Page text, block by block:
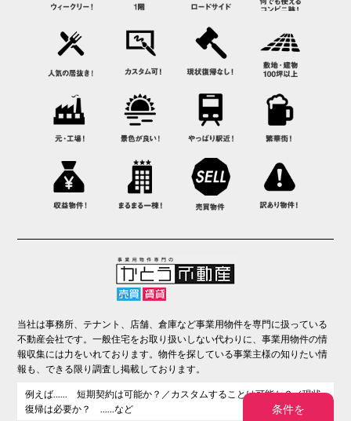
条件を
当社は事務所、テナント、店舗、倉庫など事業用物件を専門に扱っている
不動産会社です。一般住宅をお取り扱いしない代わりに、事業用物件の情
報収集には力をいれております。物件を探している事業主様の知りたい情
報も、できる限り調査し掲載しております。
例えば…… 短期契約は可能か？／カスタムすることは可能か？／現状
復帰は必要か？ ……など